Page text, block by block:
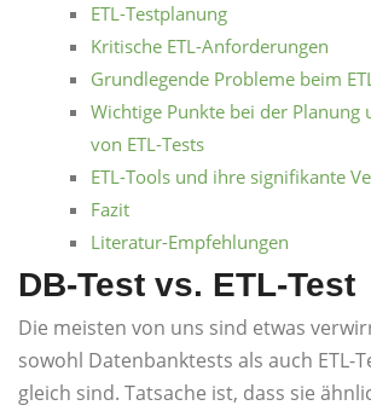
ETL-Testplanung
Kritische ETL-Anforderungen
Grundlegende Probleme beim
Wichtige Punkte bei der
von ETL-Tests
ETL-Tools und ihre signifikante
Fazit
Literatur-Empfehlungen
DB-Test vs. ETL-Test
Die meisten von uns sind etwas
sowohl Datenbanktests als auch ETL-
gleich sind. Tatsache ist, dass sie